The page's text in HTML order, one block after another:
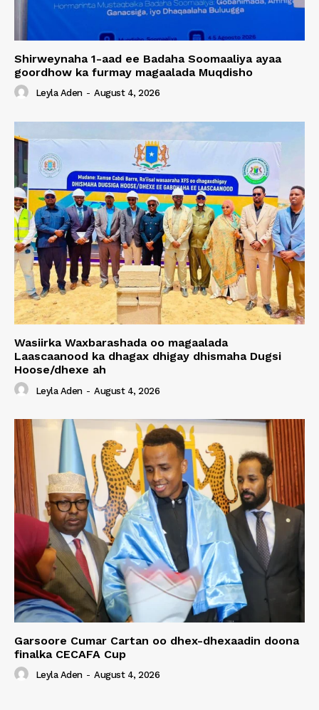
Shirweynaha 1-aad ee Badaha Soomaaliya ayaa
goordhow ka furmay magaalada Muqdisho
Leyla Aden - August 4, 2026
Wasiirka Waxbarashada oo magaalada
Laascaanood ka dhagax dhigay dhismaha Dugsi
Hoose/dhexe ah
Leyla Aden - August 4, 2026
Garsoore Cumar Cartan oo dhex-dhexaadin doona
finalka CECAFA Cup
Leyla Aden - August 4, 2026